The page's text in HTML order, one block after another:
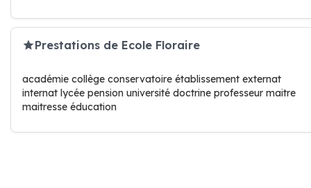
Prestations de Ecole Floraire
académie collège conservatoire établissement externat
internat lycée pension université doctrine professeur maitre
maitresse éducation